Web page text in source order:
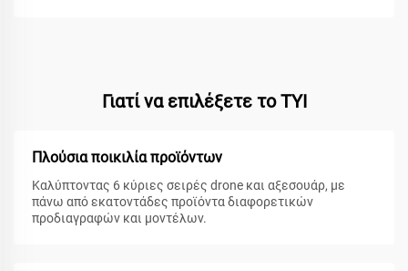
Γιατί να επιλέξετε το TYI
Πλούσια ποικιλία προϊόντων
Καλύπτοντας 6 κύριες σειρές drone και αξεσουάρ, με
πάνω από εκατοντάδες προϊόντα διαφορετικών
προδιαγραφών και μοντέλων.